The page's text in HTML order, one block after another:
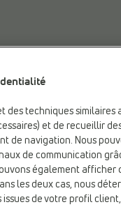
des techniques similaires
et de recueillir
de navigation. Nous
de communication
également afficher
les deux cas, nous
de votre profil